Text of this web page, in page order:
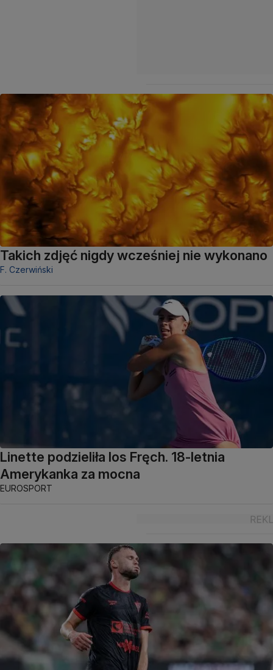
Takich zdjęć nigdy wcześniej nie wykonano
F. Czerwiński
Linette podzieliła los Fręch. 18-letnia
Amerykanka za mocna
EUROSPORT